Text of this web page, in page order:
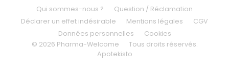
Qui sommes-nous ?
Question / Réclamation
Déclarer un effet indésirable
Mentions légales
CGV
Données personnelles
Cookies
© 2026 Pharma-Welcome
Tous droits réservés.
Apotekisto